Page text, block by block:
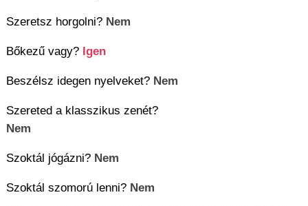
Szeretsz horgolni? Nem
Bőkezű vagy? Igen
Beszélsz idegen nyelveket? Nem
Szereted a klasszikus zenét?
Nem
Szoktál jógázni? Nem
Szoktál szomorú lenni? Nem